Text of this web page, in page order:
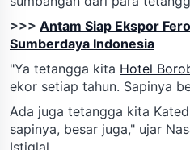
>>> Antam Siap Ekspor
Sumberdaya Indonesia
"Ya tetangga kita Hotel
ekor setiap tahun. Sapinya
Ada juga tetangga kita
sapinya, besar juga," ujar
Istiqlal.